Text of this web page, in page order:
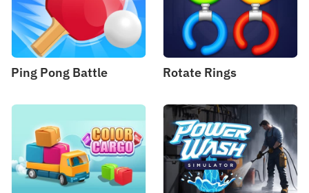
Ping Pong Battle Rotate Rings